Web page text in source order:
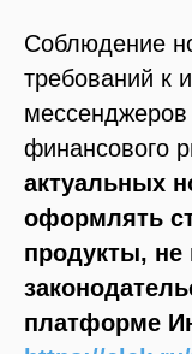
Соблюдение
требований к
мессенджеров
финансового
актуальных
оформлять
продукты, не
платформе